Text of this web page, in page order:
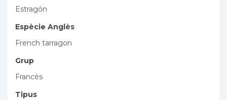
Estragón
Espècie Anglès
French tarragon
Grup
Francès
Tipus